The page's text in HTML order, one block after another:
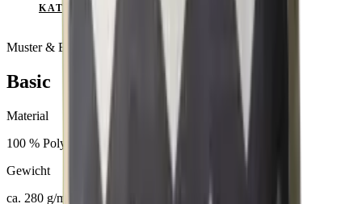
KATALOG ANSEHEN
Muster & Beratung auf Anfrage
Basic
Material
100 % Polyester
Gewicht
ca. 280 g/m²